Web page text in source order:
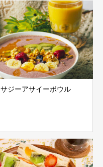
サジーアサイーボウル